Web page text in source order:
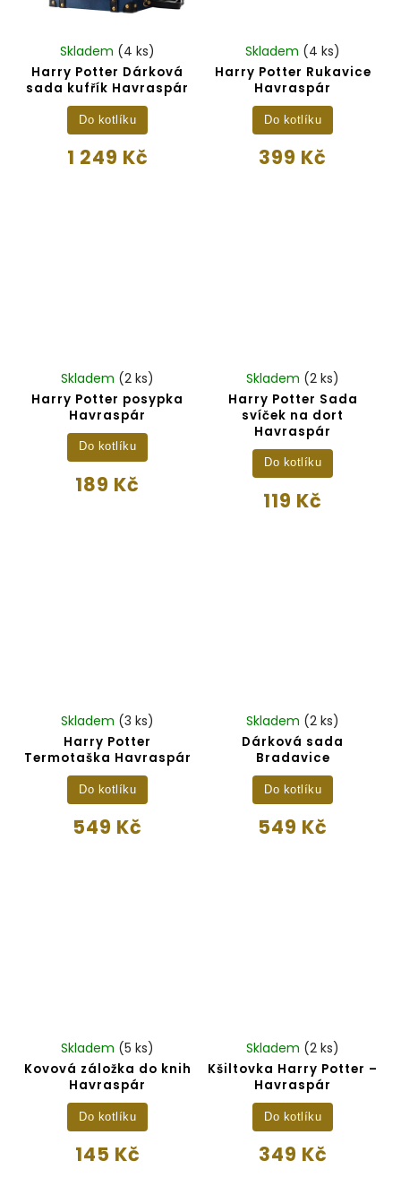
Harry Potter Dárková
sada kufřík Havraspár
Skladem (4 ks)
1 249 Kč
Do kotlíku
Harry Potter Rukavice
Havraspár
Skladem (4 ks)
399 Kč
Do kotlíku
Harry Potter posypka
Havraspár
Skladem (2 ks)
189 Kč
Do kotlíku
Harry Potter Sada
svíček na dort
Havraspár
Skladem (2 ks)
119 Kč
Do kotlíku
Harry Potter
Termotaška Havraspár
Skladem (3 ks)
549 Kč
Do kotlíku
Dárková sada
Bradavice
Skladem (2 ks)
549 Kč
Do kotlíku
Kovová záložka do knih
Havraspár
Skladem (5 ks)
145 Kč
Do kotlíku
Kšiltovka Harry Potter –
Havraspár
Skladem (2 ks)
349 Kč
Do kotlíku